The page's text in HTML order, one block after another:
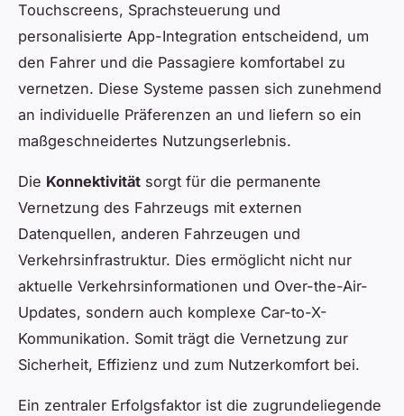
Touchscreens, Sprachsteuerung und
personalisierte App-Integration entscheidend, um
den Fahrer und die Passagiere komfortabel zu
vernetzen. Diese Systeme passen sich zunehmend
an individuelle Präferenzen an und liefern so ein
maßgeschneidertes Nutzungserlebnis.
Die Konnektivität sorgt für die permanente
Vernetzung des Fahrzeugs mit externen
Datenquellen, anderen Fahrzeugen und
Verkehrsinfrastruktur. Dies ermöglicht nicht nur
aktuelle Verkehrsinformationen und Over-the-Air-
Updates, sondern auch komplexe Car-to-X-
Kommunikation. Somit trägt die Vernetzung zur
Sicherheit, Effizienz und zum Nutzerkomfort bei.
Ein zentraler Erfolgsfaktor ist die zugrundeliegende